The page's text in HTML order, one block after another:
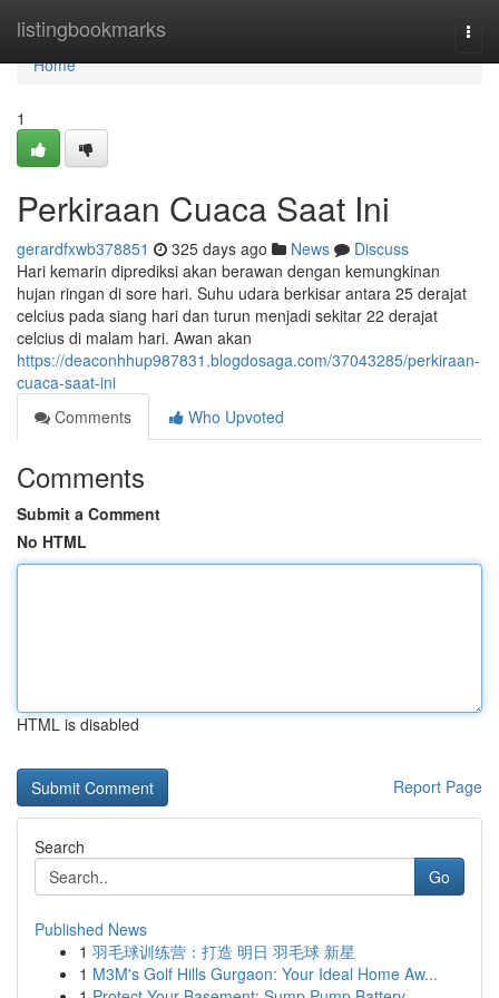
listingbookmarks
Home
Home
1
Perkiraan Cuaca Saat Ini
gerardfxwb378851 325 days ago News
Discuss
Hari kemarin diprediksi akan berawan dengan kemungkinan
hujan ringan di sore hari. Suhu udara berkisar antara 25 derajat
celcius pada siang hari dan turun menjadi sekitar 22 derajat
celcius di malam hari. Awan akan
https://deaconhhup987831.blogdosaga.com/37043285/perkiraan-
cuaca-saat-ini
Comments
Who Upvoted
Comments
Submit a Comment
No HTML
HTML is disabled
Report Page
Search
Go
Published News
1 羽毛球训练营：打造 明日 羽毛球 新星
1 M3M's Golf Hills Gurgaon: Your Ideal Home Aw...